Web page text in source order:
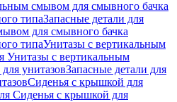
смывом для смывного бачка
типаЗапасные детали для
для смывного бачка
типаУнитазы с вертикальным
Унитазы с вертикальным
унитазовЗапасные детали для
Сиденья с крышкой для
Сиденья с крышкой для